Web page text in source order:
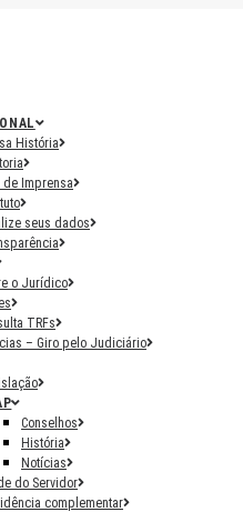
História
de Imprensa
seus dados
o Jurídico
TRFs
– Giro pelo Judiciário
Conselhos
História
Notícias
do Servidor
complementar